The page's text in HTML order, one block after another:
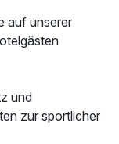
auf unserer
und
zur sportlicher